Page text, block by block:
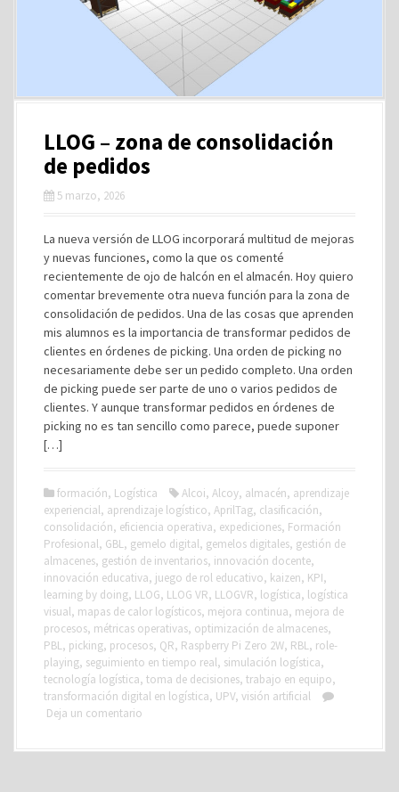
LLOG – zona de consolidación
de pedidos
5 marzo, 2026
La nueva versión de LLOG incorporará multitud de mejoras
y nuevas funciones, como la que os comenté
recientemente de ojo de halcón en el almacén. Hoy quiero
comentar brevemente otra nueva función para la zona de
consolidación de pedidos. Una de las cosas que aprenden
mis alumnos es la importancia de transformar pedidos de
clientes en órdenes de picking. Una orden de picking no
necesariamente debe ser un pedido completo. Una orden
de picking puede ser parte de uno o varios pedidos de
clientes. Y aunque transformar pedidos en órdenes de
picking no es tan sencillo como parece, puede suponer
[…]
formación, Logística Alcoi, Alcoy, almacén, aprendizaje
experiencial, aprendizaje logístico, AprilTag, clasificación,
consolidación, eficiencia operativa, expediciones, Formación
Profesional, GBL, gemelo digital, gemelos digitales, gestión de
almacenes, gestión de inventarios, innovación docente,
innovación educativa, juego de rol educativo, kaizen, KPI,
learning by doing, LLOG, LLOG VR, LLOGVR, logística, logística
visual, mapas de calor logísticos, mejora continua, mejora de
procesos, métricas operativas, optimización de almacenes,
PBL, picking, procesos, QR, Raspberry Pi Zero 2W, RBL, role-
playing, seguimiento en tiempo real, simulación logística,
tecnología logística, toma de decisiones, trabajo en equipo,
transformación digital en logística, UPV, visión artificial
Deja un comentario